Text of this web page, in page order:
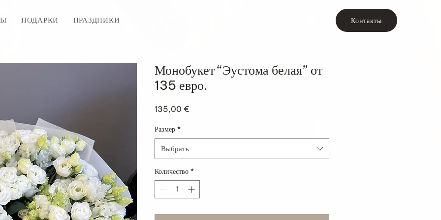
ПОДАРКИ ПРАЗДНИКИ Контакты
Монобукет “Эустома белая” от
135 евро.
135,00 €
Размер *
Выбрать
Количество *